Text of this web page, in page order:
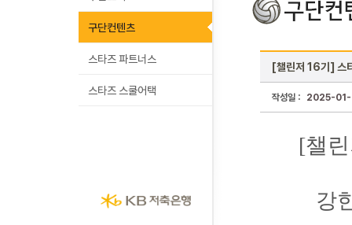
구단컨텐츠
스타즈 파트너스
스타즈 스쿨어택
[챌린저 16기] 스
작성일 : 2025-
[챌
강